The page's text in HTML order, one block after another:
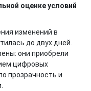
оценке условий
изменений в
до двух дней.
они приобрели
цифровых
прозрачность и